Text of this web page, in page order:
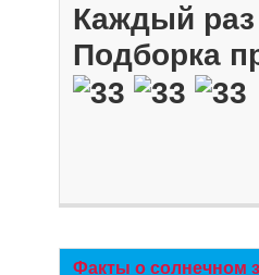
Каждый
Подборка
Факты о солнечном